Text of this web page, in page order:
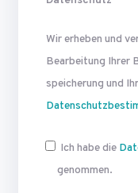
Wir erheben und
Bearbeitung Ihrer
speicherung und
Ich habe die
genommen.